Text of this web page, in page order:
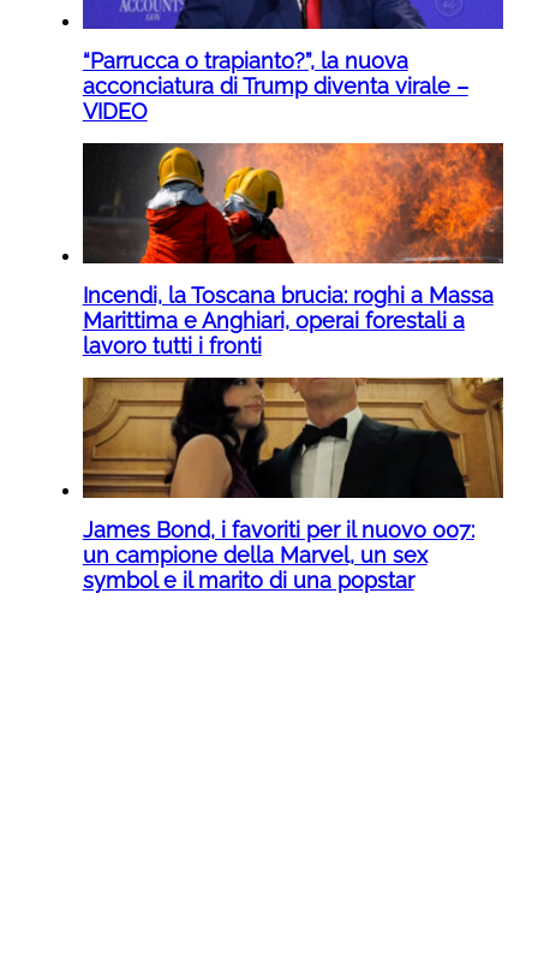
“Parrucca o trapianto?”, la nuova
acconciatura di Trump diventa virale –
VIDEO
Incendi, la Toscana brucia: roghi a Massa
Marittima e Anghiari, operai forestali a
lavoro tutti i fronti
James Bond, i favoriti per il nuovo 007:
un campione della Marvel, un sex
symbol e il marito di una popstar